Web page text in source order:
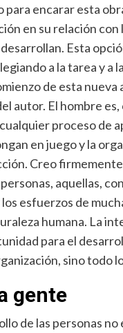
encarar esta
en su relación
Esta
a la tarea y a
de esta nueva
autor. El hombre
proceso de
en juego y la
Creo
aquellas,
esfuerzos de
humana. La
para el
sino todo
gente
de las personas